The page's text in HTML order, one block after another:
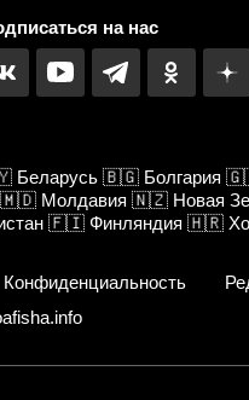
на нас
Беларусь 🇧🇬 Болгария
🇲🇩 Молдавия 🇳🇿 Новая
🇫🇮 Финляндия 🇭🇷
Конфиденциальность